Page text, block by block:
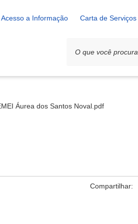
Acesso a Informação Carta de Serviços
Áurea dos Santos Noval.pdf
Compartilhar: